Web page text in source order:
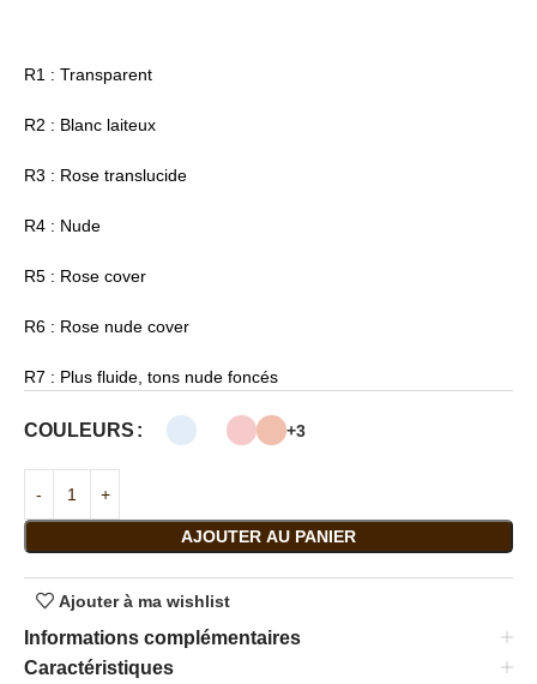
R1 : Transparent
R2 : Blanc laiteux
R3 : Rose translucide
R4 : Nude
R5 : Rose cover
R6 : Rose nude cover
R7 : Plus fluide, tons nude foncés
COULEURS +3
AJOUTER AU PANIER
Ajouter à ma wishlist
Informations complémentaires
Caractéristiques